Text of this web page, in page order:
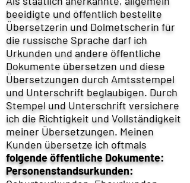
beeidigte und öffentlich bestellte
Übersetzerin und Dolmetscherin für
die russische Sprache darf ich
Urkunden und andere öffentliche
Dokumente übersetzen und diese
Übersetzungen durch Amtsstempel
und Unterschrift beglaubigen. Durch
Stempel und Unterschrift versichere
ich die Richtigkeit und Vollständigkeit
meiner Übersetzungen. Meinen
Kunden übersetze ich oftmals
folgende öffentliche Dokumente:
Personenstandsurkunden: